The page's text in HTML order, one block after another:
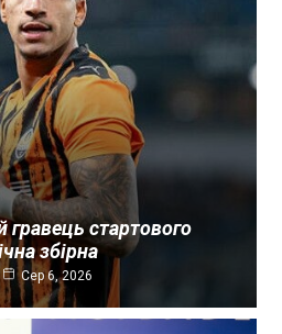
гравець стартового
збірна
Сер 6, 2026